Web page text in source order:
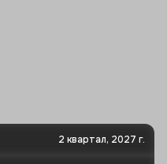
2 квартал, 2027 г.